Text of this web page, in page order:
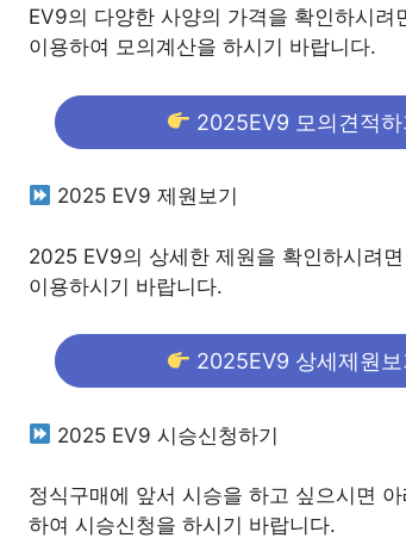
EV9의 다양한 사양의 가격을 확인하시려
이용하여 모의계산을 하시기 바랍니다.
2025EV9 모의견적하
2025 EV9 제원보기
2025 EV9의 상세한 제원을 확인하시려
이용하시기 바랍니다.
2025EV9 상세제원보
2025 EV9 시승신청하기
정식구매에 앞서 시승을 하고 싶으시면
하여 시승신청을 하시기 바랍니다.